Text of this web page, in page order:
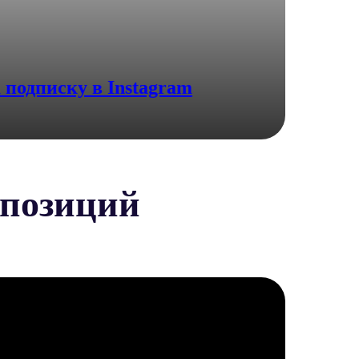
в Instagram